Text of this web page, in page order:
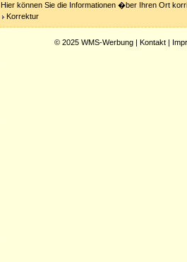
Hier können Sie die Informationen �ber Ihren Ort
Korrektur
© 2025 WMS-Werbung | Kontakt |